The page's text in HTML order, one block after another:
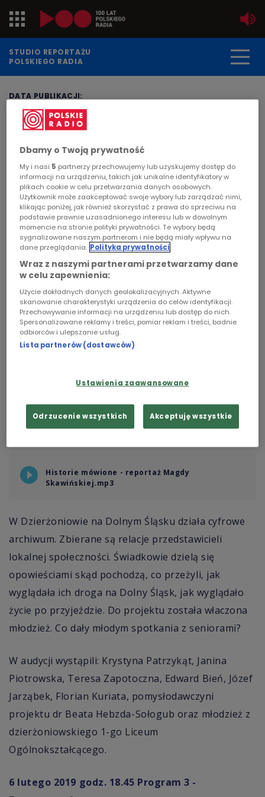
Jedynka
Dwójka
Trójka
PR24
Poland
Kierowcy
Dzieci
Podcasty
STUDIO REPORTAŻU
POLSKIEGO RADIA
DATA PUBLIKACJI:
STRONA GŁÓWNA >ARTYKUŁ
"Historie mówione" - reportaż
Magdy Skawińskiej
POLSKIE RADIO
Każdy nosi jakąś historię. Warto ją utrwalić dla
innych...
Teresa Zapotoczna ze
swoim gościem.
Dzierżoniowskie
Archiwum Cyfrowe
Historie mówione - reportaż Magdy
Skawińskiej.mp3
W Dzierżoniowie na Dolnym Śląsku działa cyfrowe
archiwum. Zbierane są relacje przedstawicieli
lokalnej społeczności. Świadkowie dzielą się
opowieściami skąd pochodzą, co przeżyli, jak
wyglądała ich droga na Dolny Śląsk, jak wyglądało
życie po przyjeździe. Do projektu została właczona
młodzież. Co dały młodym spotkania z seniorami?
W audycji wystąpili: Krystyna Patrzykąt, Janina
Piotrowska, Teresa Zapotoczna, Edward Bień, Józef
Jarząbek, Florian Kuriata, pomysłodawczyni
projektu dr Beata Hebzda-Sołogub oraz młodzież z
dzierżoniowskiego 1-go Liceum
Ogólnokształcącego.
6 lutego 2019 godz. 18.45 Program 3 -
Dbamy o Twoją prywatność
My i nasi 5 partnerzy przechowujemy lub uzyskujemy dostęp do
informacji na urządzeniu, takich jak unikalne identyfikatory w
plikach cookie w celu przetwarzania danych osobowych.
Użytkownik może zaakceptować swoje wybory lub zarządzać nimi,
klikając poniżej, jak również skorzystać z prawa do sprzeciwu na
podstawie prawnie uzasadnionego interesu lub w dowolnym
momencie na stronie polityki prywatności. Te wybory będą
sygnalizowane naszym partnerom i nie będą miały wpływu na
dane przeglądania. Polityka prywatności
Wraz z naszymi partnerami przetwarzamy dane
w celu zapewnienia:
Użycie dokładnych danych geolokalizacyjnych. Aktywne
skanowanie charakterystyki urządzenia do celów identyfikacji.
Przechowywanie informacji na urządzeniu lub dostęp do nich.
Spersonalizowane reklamy i treści, pomiar reklam i treści, badnie
odbiorców i ulepszanie usług.
Lista partnerów (dostawców)
Ustawienia zaawansowane
Odrzucenie wszystkich Akceptuję wszystkie